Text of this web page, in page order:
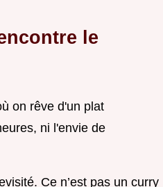
le
on rêve d'un plat
ni l'envie de
Ce n’est pas un curry